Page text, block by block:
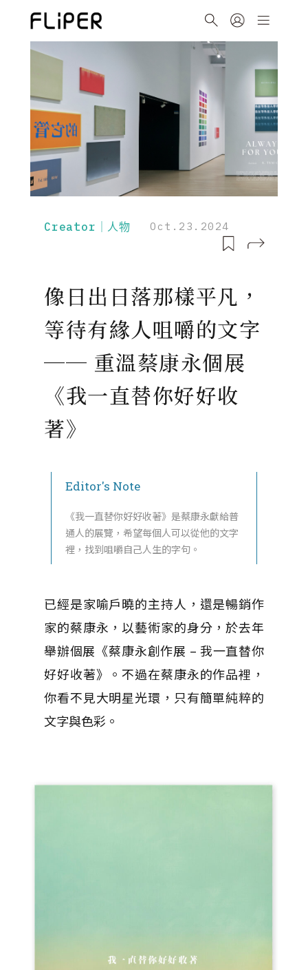
Creator｜人物 Oct.23.2024
像日出日落那樣平凡，
等待有緣人咀嚼的文字
── 重溫蔡康永個展
《我一直替你好好收
著》
Editor's Note
《我一直替你好好收著》是蔡康永獻給普
通人的展覽，希望每個人可以從他的文字
裡，找到咀嚼自己人生的字句。
已經是家喻戶曉的主持人，還是暢銷作
家的蔡康永，以藝術家的身分，於去年
舉辦個展《蔡康永創作展 – 我一直替你
好好收著》。不過在蔡康永的作品裡，
你看不見大明星光環，只有簡單純粹的
文字與色彩。